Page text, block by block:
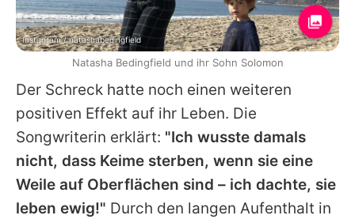
Der Schreck hatte noch einen weiteren
positiven Effekt auf ihr Leben. Die
Songwriterin erklärt: "Ich wusste damals
nicht, dass Keime sterben, wenn sie eine
Weile auf Oberflächen sind – ich dachte, sie
leben ewig!" Durch den langen Aufenthalt in
Instagram / natashabedingfield
Natasha Bedingfield und ihr Sohn Solomon